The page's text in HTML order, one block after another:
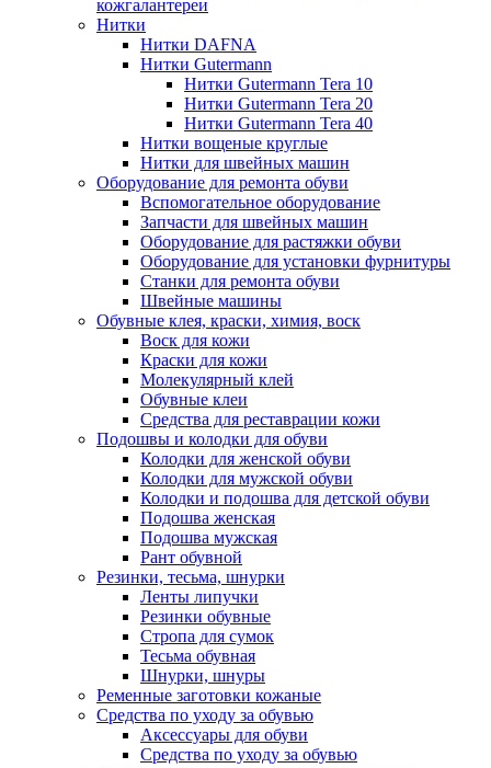
кожгалантереи
Нитки
Нитки DAFNA
Нитки Gutermann
Нитки Gutermann Tera 10
Нитки Gutermann Tera 20
Нитки Gutermann Tera 40
Нитки вощеные круглые
Нитки для швейных машин
Оборудование для ремонта обуви
Вспомогательное оборудование
Запчасти для швейных машин
Оборудование для растяжки обуви
Оборудование для установки фурнитуры
Станки для ремонта обуви
Швейные машины
Обувные клея, краски, химия, воск
Воск для кожи
Краски для кожи
Молекулярный клей
Обувные клеи
Средства для реставрации кожи
Подошвы и колодки для обуви
Колодки для женской обуви
Колодки для мужской обуви
Колодки и подошва для детской обуви
Подошва женская
Подошва мужская
Рант обувной
Резинки, тесьма, шнурки
Ленты липучки
Резинки обувные
Стропа для сумок
Тесьма обувная
Шнурки, шнуры
Ременные заготовки кожаные
Средства по уходу за обувью
Аксессуары для обуви
Средства по уходу за обувью